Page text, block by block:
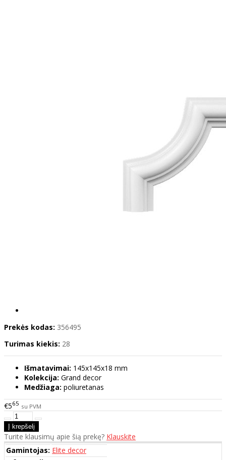
Prekės kodas: 356495
Turimas kiekis: 28
Išmatavimai: 145x145x18 mm
Kolekcija: Grand decor
Medžiaga: poliuretanas
€565 su PVM
Turite klausimų apie šią prekę? Klauskite
Gamintojas: Elite decor